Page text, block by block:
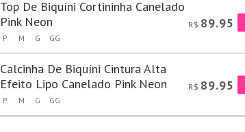
Top De Biquíni Cortininha Canelado
Pink Neon
R$ 89.95
P
M G GG
Calcinha De Biquíni Cintura Alta
Efeito Lipo Canelado Pink Neon
R$ 89.95
P
M G GG